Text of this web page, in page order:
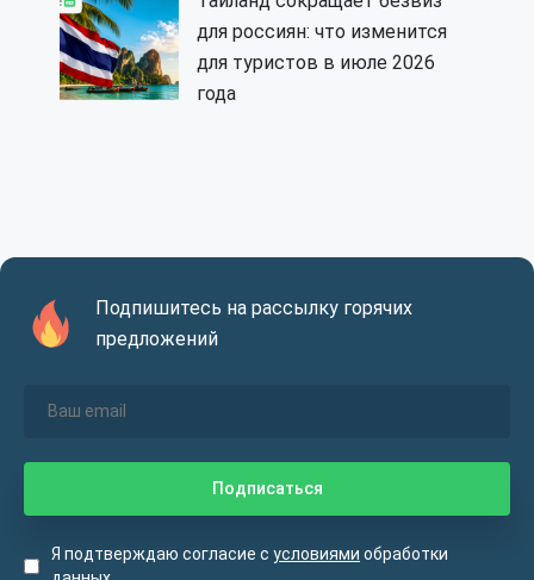
для россиян: что изменится
для туристов в июле 2026
года
Подпишитесь на рассылку горячих
предложений
Я подтверждаю согласие с условиями обработки